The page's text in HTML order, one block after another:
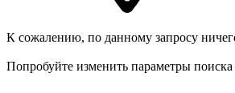
К сожалению, по данному запросу
Попробуйте изменить параметры поиска